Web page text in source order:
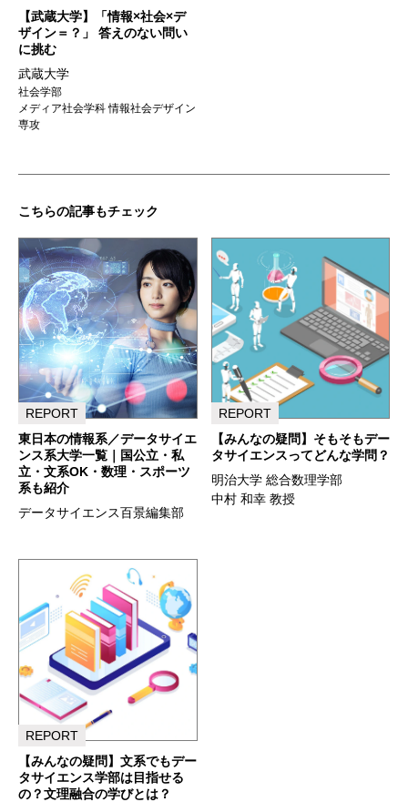
【武蔵大学】「情報×社会×デ
ザイン＝？」 答えのない問い
に挑む
武蔵大学
社会学部
メディア社会学科 情報社会デザイン
専攻
こちらの記事もチェック
REPORT
東日本の情報系／データサイエ
ンス系大学一覧｜国公立・私
立・文系OK・数理・スポーツ
系も紹介
データサイエンス百景編集部
REPORT
【みんなの疑問】そもそもデー
タサイエンスってどんな学問？
明治大学 総合数理学部
中村 和幸 教授
REPORT
【みんなの疑問】文系でもデー
タサイエンス学部は目指せる
の？文理融合の学びとは？